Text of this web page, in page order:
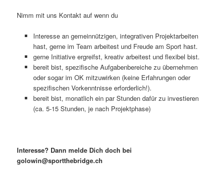
Nimm mit uns Kontakt auf wenn du
Interesse an gemeinnützigen, integrativen Projektarbeiten
hast, gerne im Team arbeitest und Freude am Sport hast.
gerne Initiative ergreifst, kreativ arbeitest und flexibel bist.
bereit bist, spezifische Aufgabenbereiche zu übernehmen
oder sogar im OK mitzuwirken (keine Erfahrungen oder
spezifischen Vorkenntnisse erforderlich!).
bereit bist, monatlich ein par Stunden dafür zu investieren
(ca. 5-15 Stunden, je nach Projektphase)
Interesse? Dann melde Dich doch bei
golowin@sportthebridge.ch